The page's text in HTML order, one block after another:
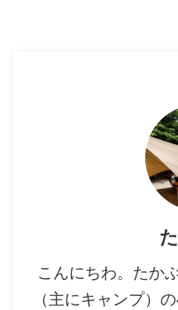
こんにちわ。たか
（主にキャンプ）